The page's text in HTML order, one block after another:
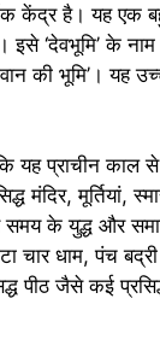
केंद्र है। यह एक
इसे ‘देवभूमि’ के
की भूमि’। यह
यह प्राचीन काल
मंदिर, मूर्तियां,
के युद्ध और
चार धाम, पंच
पीठ जैसे कई